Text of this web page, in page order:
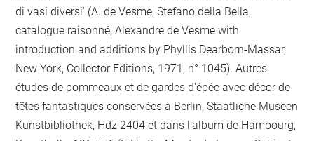
di vasi diversi' (A. de Vesme, Stefano della Bella,
catalogue raisonné, Alexandre de Vesme with
introduction and additions by Phyllis Dearborn-Massar,
New York, Collector Editions, 1971, n° 1045). Autres
études de pommeaux et de gardes d'épée avec décor de
têtes fantastiques conservées à Berlin, Staatliche Museen
Kunstbibliothek, Hdz 2404 et dans l'album de Hambourg,